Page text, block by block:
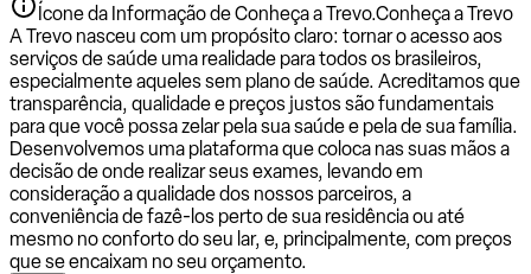
Ícone da Informação de Conheça a Trevo.Conheça a Trevo
A Trevo nasceu com um propósito claro: tornar o acesso aos
serviços de saúde uma realidade para todos os brasileiros,
especialmente aqueles sem plano de saúde. Acreditamos que
transparência, qualidade e preços justos são fundamentais
para que você possa zelar pela sua saúde e pela de sua família.
Desenvolvemos uma plataforma que coloca nas suas mãos a
decisão de onde realizar seus exames, levando em
consideração a qualidade dos nossos parceiros, a
conveniência de fazê-los perto de sua residência ou até
mesmo no conforto do seu lar, e, principalmente, com preços
que se encaixam no seu orçamento.